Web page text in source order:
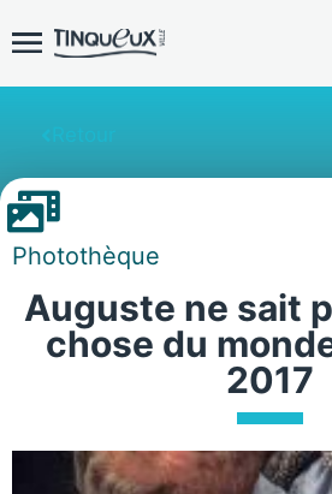
Photothèque
Auguste ne sait
chose du
2017